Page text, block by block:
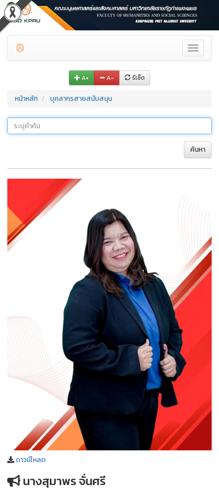
Toggle
A+ A– รีเซ็ต
หน้าหลัก บุคลากรสายสนับสนุน
ค้นหา
ดาวน์โหลด
นางสุมาพร จั่นศรี